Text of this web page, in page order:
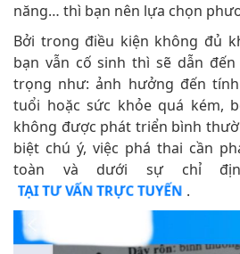
năng… thì bạn nên lựa chọn
Bởi trong điều kiện không đủ
bạn vẫn cố sinh thì sẽ dẫn
trọng như: ảnh hưởng đến
tuổi hoặc sức khỏe quá kém,
không được phát triển bình
biệt chú ý, việc phá thai cần
toàn và dưới sự chỉ
TẠI TƯ VẤN TRỰC TUYẾN .